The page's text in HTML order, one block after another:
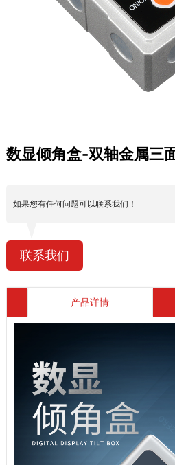
数显倾角盒-双轴金属三
如果您有任何问题可以联系我们！
联系我们
产品详情